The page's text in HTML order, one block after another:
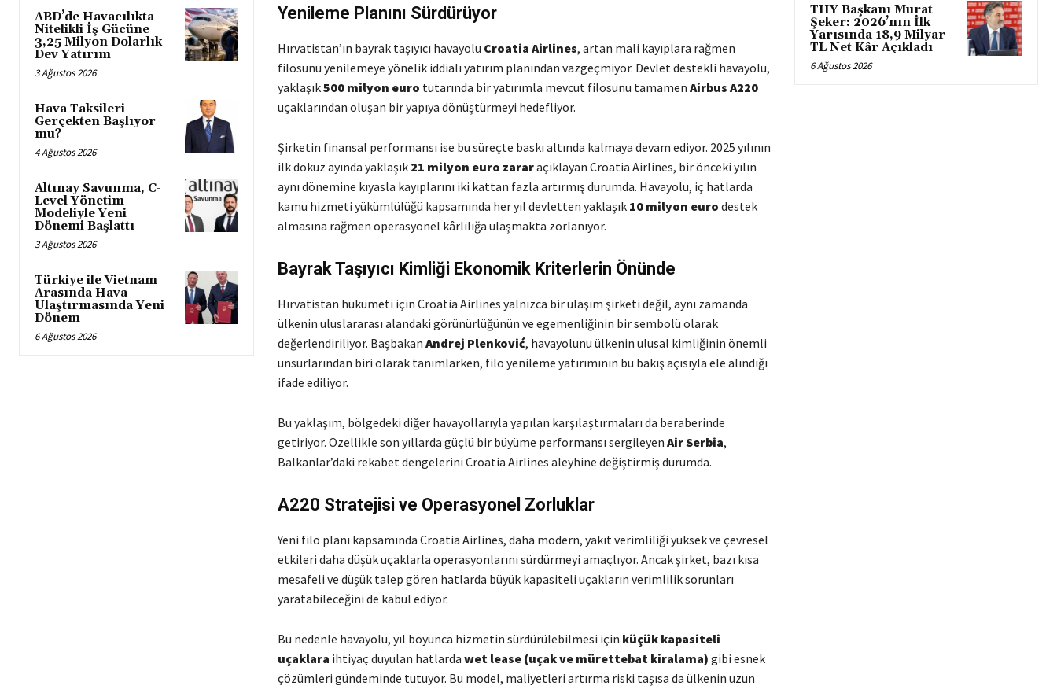
ABD’de Havacılıkta
Nitelikli İş Gücüne
3,25 Milyon Dolarlık
Dev Yatırım
3 Ağustos 2026
Hava Taksileri
Gerçekten Başlıyor
mu?
4 Ağustos 2026
Altınay Savunma, C-
Level Yönetim
Modeliyle Yeni
Dönemi Başlattı
3 Ağustos 2026
Türkiye ile Vietnam
Arasında Hava
Ulaştırmasında Yeni
Dönem
6 Ağustos 2026
Yenileme Planını Sürdürüyor
Hırvatistan’ın bayrak taşıyıcı havayolu Croatia Airlines, artan mali kayıplara rağmen
filosunu yenilemeye yönelik iddialı yatırım planından vazgeçmiyor. Devlet destekli havayolu,
yaklaşık500 milyon euro tutarında bir yatırımla mevcut filosunu tamamen Airbus A220
uçaklarından oluşan bir yapıya dönüştürmeyi hedefliyor.
Şirketin finansal performansı ise bu süreçte baskı altında kalmaya devam ediyor. 2025 yılının
ilk dokuz ayında yaklaşık 21 milyon euro zararaçıklayan Croatia Airlines, bir önceki yılın
aynı dönemine kıyasla kayıplarını iki kattan fazla artırmış durumda. Havayolu, iç hatlarda
kamu hizmeti yükümlülüğü kapsamında her yıl devletten yaklaşık 10 milyon euro destek
almasına rağmen operasyonel kârlılığa ulaşmakta zorlanıyor.
Bayrak Taşıyıcı Kimliği Ekonomik Kriterlerin Önünde
Hırvatistan hükümeti için Croatia Airlines yalnızca bir ulaşım şirketi değil, aynı zamanda
ülkenin uluslararası alandaki görünürlüğünün ve egemenliğinin bir sembolü olarak
değerlendiriliyor. Başbakan Andrej Plenković, havayolunu ülkenin ulusal kimliğinin önemli
unsurlarından biri olarak tanımlarken, filo yenileme yatırımının bu bakış açısıyla ele alındığı
ifade ediliyor.
Bu yaklaşım, bölgedeki diğer havayollarıyla yapılan karşılaştırmaları da beraberinde
getiriyor. Özellikle son yıllarda güçlü bir büyüme performansı sergileyen Air Serbia,
Balkanlar’daki rekabet dengelerini Croatia Airlines aleyhine değiştirmiş durumda.
A220 Stratejisi ve Operasyonel Zorluklar
Yeni filo planı kapsamında Croatia Airlines, daha modern, yakıt verimliliği yüksek ve çevresel
etkileri daha düşük uçaklarla operasyonlarını sürdürmeyi amaçlıyor. Ancak şirket, bazı kısa
mesafeli ve düşük talep gören hatlarda büyük kapasiteli uçakların verimlilik sorunları
yaratabileceğini de kabul ediyor.
Bu nedenle havayolu, yıl boyunca hizmetin sürdürülebilmesi için küçük kapasiteli
uçaklara ihtiyaç duyulan hatlarda wet lease (uçak ve mürettebat kiralama) gibi esnek
çözümleri gündeminde tutuyor. Bu model, maliyetleri artırma riski taşısa da ülkenin uzun
THY Başkanı Murat
Şeker: 2026’nın İlk
Yarısında 18,9 Milyar
TL Net Kâr Açıkladı
6 Ağustos 2026